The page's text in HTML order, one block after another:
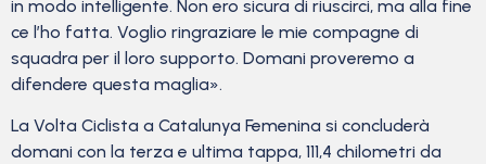
in modo intelligente. Non ero sicura di riuscirci, ma alla fine
ce l’ho fatta. Voglio ringraziare le mie compagne di
squadra per il loro supporto. Domani proveremo a
difendere questa maglia».
La Volta Ciclista a Catalunya Femenina si concluderà
domani con la terza e ultima tappa, 111,4 chilometri da